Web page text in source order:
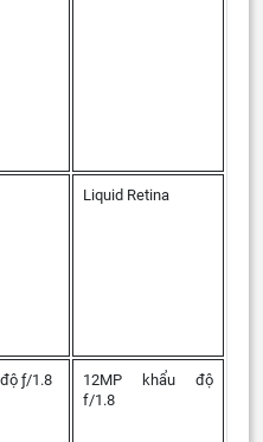
Liquid Retina
ƒ/1.8
12MP khẩu độ
f/1.8